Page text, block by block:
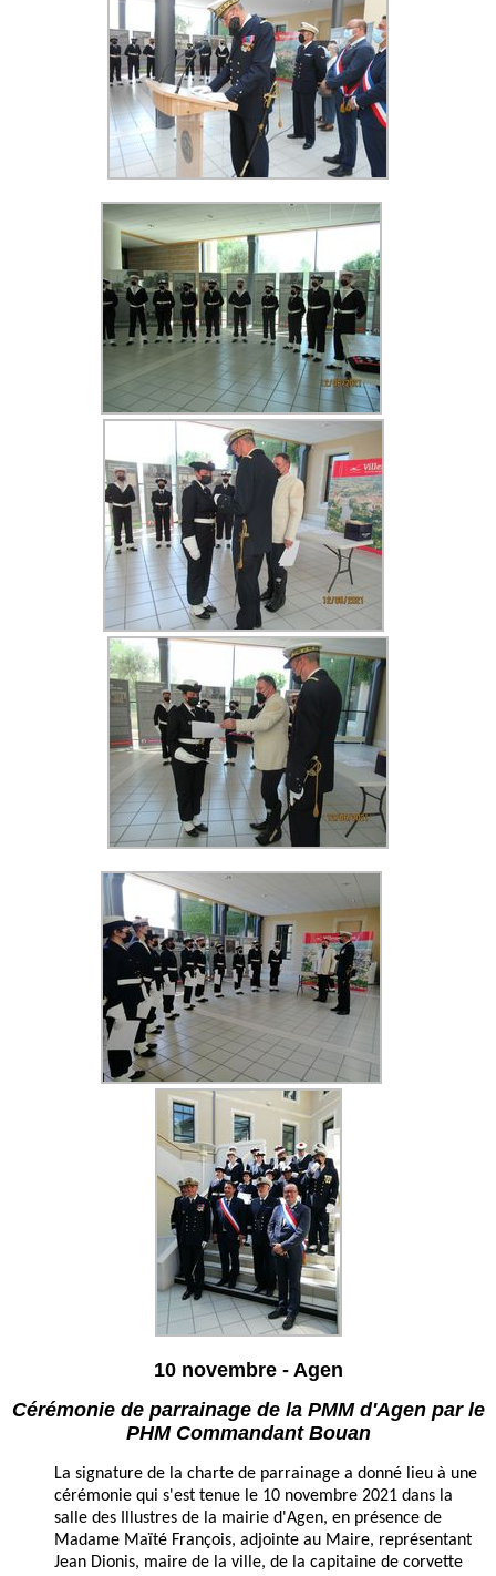
10 novembre - Agen
Cérémonie de parrainage de la PMM d'Agen par le
PHM Commandant Bouan
La signature de la charte de parrainage a donné lieu à une
cérémonie qui s'est tenue le 10 novembre 2021 dans la
salle des Illustres de la mairie d'Agen, en présence de
Madame Maïté François, adjointe au Maire, représentant
Jean Dionis, maire de la ville, de la capitaine de corvette